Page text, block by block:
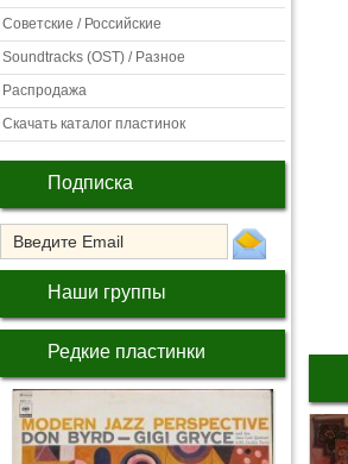
Советские / Российские
Soundtracks (OST) / Разное
Распродажа
Скачать каталог пластинок
Подписка
Наши группы
Редкие пластинки